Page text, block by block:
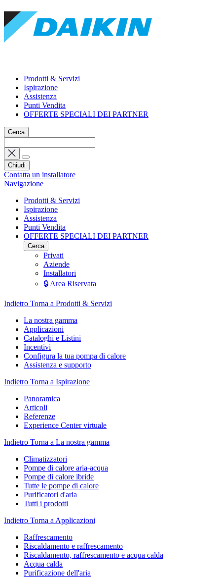
Prodotti & Servizi
Ispirazione
Assistenza
Punti Vendita
OFFERTE SPECIALI DEI PARTNER
Cerca
Chiudi
Contatta un installatore
Navigazione
Prodotti & Servizi
Ispirazione
Assistenza
Punti Vendita
OFFERTE SPECIALI DEI PARTNER
Cerca
Privati
Aziende
Installatori
🔒 Area Riservata
Indietro Torna a Prodotti & Servizi
La nostra gamma
Applicazioni
Cataloghi e Listini
Incentivi
Configura la tua pompa di calore
Assistenza e supporto
Indietro Torna a Ispirazione
Panoramica
Articoli
Referenze
Experience Center virtuale
Indietro Torna a La nostra gamma
Climatizzatori
Pompe di calore aria-acqua
Pompe di calore ibride
Tutte le pompe di calore
Purificatori d'aria
Tutti i prodotti
Indietro Torna a Applicazioni
Raffrescamento
Riscaldamento e raffrescamento
Riscaldamento, raffrescamento e acqua calda
Acqua calda
Purificazione dell'aria